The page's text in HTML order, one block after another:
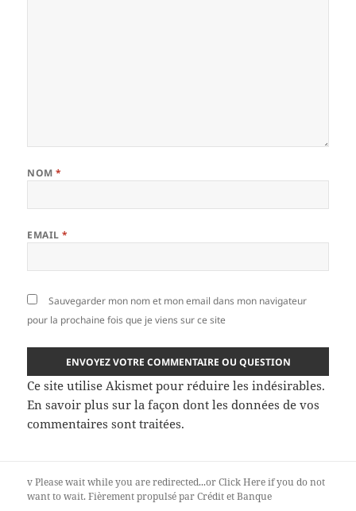
NOM*
EMAIL*
Sauvegarder mon nom et mon email dans mon navigateur
pour la prochaine fois que je viens sur ce site
Ce site utilise Akismet pour réduire les indésirables.
En savoir plus sur la façon dont les données de vos
commentaires sont traitées.
vPlease wait while you are redirected...orClick Hereif you do not
want to wait.Fièrement propulsé par Crédit et Banque